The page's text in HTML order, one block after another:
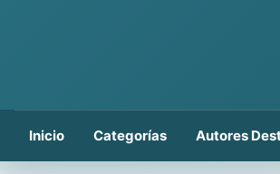
Inicio Categorías Autores